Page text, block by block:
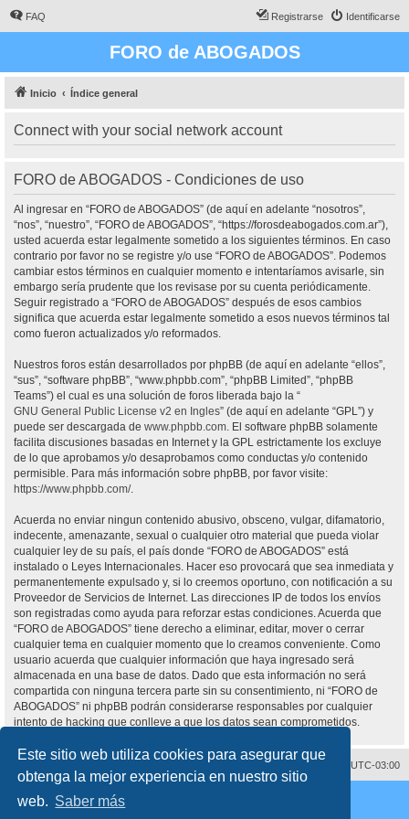
Este sitio web utiliza cookies para asegurar que
obtenga la mejor experiencia en nuestro sitio
web. Saber más
FAQ Identificarse
Registrarse
FORO de ABOGADOS
Inicio Índice general
Connect with your social network account
FORO de ABOGADOS - Condiciones de uso
Al ingresar en “FORO de ABOGADOS” (de aquí en adelante “nosotros”,
“nos”, “nuestro”, “FORO de ABOGADOS”, “https://forosdeabogados.com.ar”),
usted acuerda estar legalmente sometido a los siguientes términos. En caso
contrario por favor no se registre y/o use “FORO de ABOGADOS”. Podemos
cambiar estos términos en cualquier momento e intentaríamos avisarle, sin
embargo sería prudente que los revisase por su cuenta periódicamente.
Seguir registrado a “FORO de ABOGADOS” después de esos cambios
significa que acuerda estar legalmente sometido a esos nuevos términos tal
como fueron actualizados y/o reformados.
Nuestros foros están desarrollados por phpBB (de aquí en adelante “ellos”,
“sus”, “software phpBB”, “www.phpbb.com”, “phpBB Limited”, “phpBB
Teams”) el cual es una solución de foros liberada bajo la “
GNU General Public License v2 en Ingles” (de aquí en adelante “GPL”) y
puede ser descargada de www.phpbb.com. El software phpBB solamente
facilita discusiones basadas en Internet y la GPL estrictamente los excluye
de lo que aprobamos y/o desaprobamos como conductas y/o contenido
permisible. Para más información sobre phpBB, por favor visite:
https://www.phpbb.com/.
Acuerda no enviar ningun contenido abusivo, obsceno, vulgar, difamatorio,
indecente, amenazante, sexual o cualquier otro material que pueda violar
cualquier ley de su país, el país donde “FORO de ABOGADOS” está
instalado o Leyes Internacionales. Hacer eso provocará que sea inmediata y
permanentemente expulsado y, si lo creemos oportuno, con notificación a su
Proveedor de Servicios de Internet. Las direcciones IP de todos los envíos
son registradas como ayuda para reforzar estas condiciones. Acuerda que
“FORO de ABOGADOS” tiene derecho a eliminar, editar, mover o cerrar
cualquier tema en cualquier momento que lo creamos conveniente. Como
usuario acuerda que cualquier información que haya ingresado será
almacenada en una base de datos. Dado que esta información no será
compartida con ninguna tercera parte sin su consentimiento, ni “FORO de
ABOGADOS” ni phpBB podrán considerarse responsables por cualquier
intento de hacking que conlleve a que los datos sean comprometidos.
Todos los horarios son UTC-03:00
Borrar cookies
Desarrollado por
® Forum Software © phpBB Limited
Traducción al español porphpBB España